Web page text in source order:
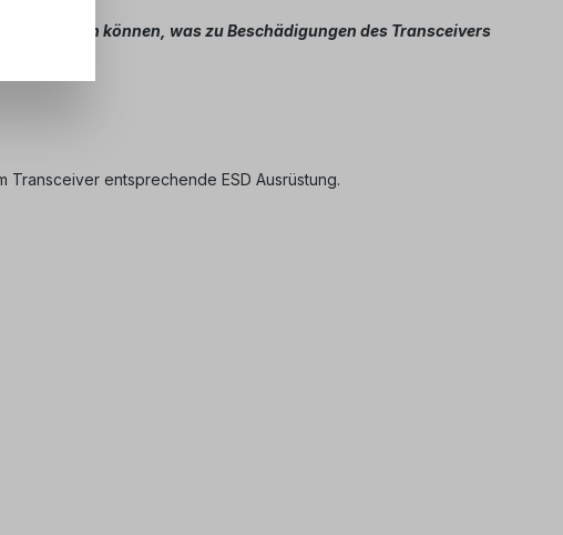
werden können, was zu Beschädigungen des Transceivers
entsprechende ESD Ausrüstung.